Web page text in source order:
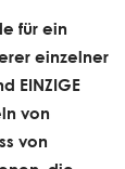
für ein
einzelner
EINZIGE
von
von